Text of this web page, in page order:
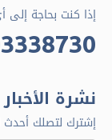
إذا كنت بحاجة
نشرة الأخبار
إشترك لتصلك